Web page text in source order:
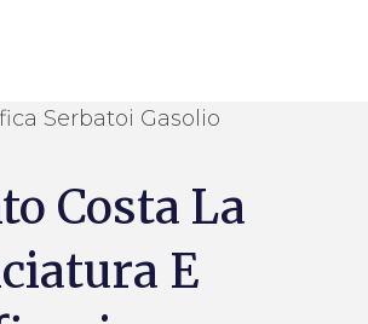
Serbatoi Gasolio
Costa La
E